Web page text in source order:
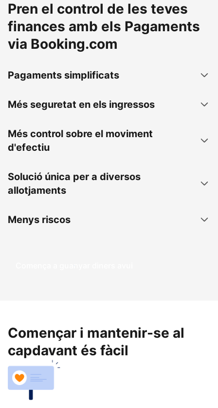
Pren el control de les teves
finances amb els Pagaments
via Booking.com
Pagaments simplificats
Més seguretat en els ingressos
Més control sobre el moviment
d'efectiu
Solució única per a diversos
allotjaments
Menys riscos
Comença a guanyar diners avui
Començar i mantenir-se al
capdavant és fàcil